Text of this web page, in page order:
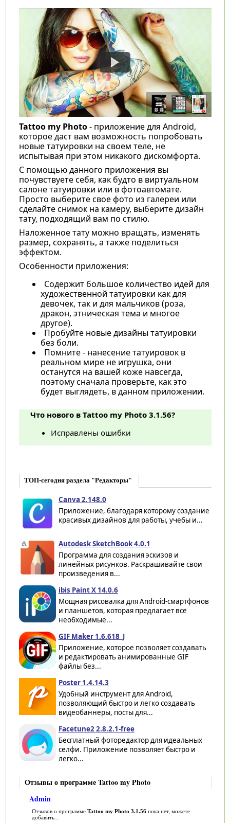
Tattoo my Photo- приложение для Android,
которое даст вам возможность попробовать
новые татуировки на своем теле, не
испытывая при этом никакого дискомфорта.
С помощью данного приложения вы
почувствуете себя, как будто в виртуальном
салоне татуировки или в фотоавтомате.
Просто выберите свое фото из галереи или
сделайте снимок на камеру, выберите дизайн
тату, подходящий вам по стилю.
Наложенное тату можно вращать, изменять
размер, сохранять, а также поделиться
эффектом.
Особенности приложения:
Содержит большое количество идей для
художественной татуировки как для
девочек, так и для мальчиков (роза,
дракон, этническая тема и многое
другое).
Пробуйте новые дизайны татуировки
без боли.
Помните - нанесение татуировок в
реальном мире не игрушка, они
останутся на вашей коже навсегда,
поэтому сначала проверьте, как это
будет выглядеть, в данном приложении.
Что нового в Tattoo my Photo 3.1.56?
Исправлены ошибки
ТОП-сегодня раздела "Редакторы"
Canva 2.148.0
Приложение, благодаря которому создание
красивых дизайнов для работы, учебы и...
Autodesk SketchBook 4.0.1
Программа для создания эскизов и
линейных рисунков. Раскрашивайте свои
произведения в...
ibis Paint X 14.0.6
Мощная рисовалка для Android-смартфонов
и планшетов, которая предлагает все
необходимые...
GIF Maker 1.6.618_J
Приложение, которое позволяет создавать
и редактировать анимированные GIF
файлы без...
Poster 1.4.14.3
Удобный инструмент для Android,
позволяющий быстро и легко создавать
видеобаннеры, посты для...
Facetune2 2.8.2.1-free
Бесплатный фоторедактор для идеальных
селфи. Приложение позволяет быстро и
легко...
Отзывы о программе Tattoo my Photo
Admin
Отзывов о программе Tattoo my Photo 3.1.56пока нет, можете
добавить...